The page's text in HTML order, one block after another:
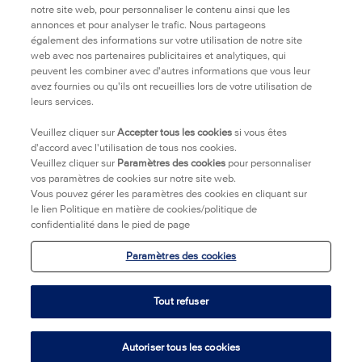
TRANSPARENCE
POLITIQUE DE CONFIDENTIALITÉ
OÙ ACHETER
NOUS CONTACTER
MENTIONS LEGALES
INFORMATIONS COMMERCIALES
notre site web, pour personnaliser le contenu ainsi que les
annonces et pour analyser le trafic. Nous partageons
également des informations sur votre utilisation de notre site
web avec nos partenaires publicitaires et analytiques, qui
peuvent les combiner avec d'autres informations que vous leur
avez fournies ou qu'ils ont recueillies lors de votre utilisation de
leurs services.
Veuillez cliquer surAccepter tous les cookies si vous êtes
d'accord avec l'utilisation de tous nos cookies.
Veuillez cliquer sur Paramètres des cookies pour personnaliser
vos paramètres de cookies sur notre site web.
Vous pouvez gérer les paramètres des cookies en cliquant sur
le lien Politique en matière de cookies/politique de
confidentialité dans le pied de page
Paramètres des cookies
Tout refuser
Autoriser tous les cookies